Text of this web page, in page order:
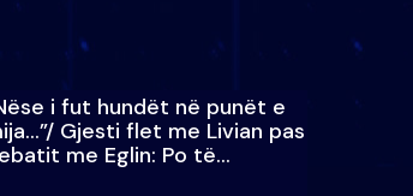
i fut hundët në punët e
Gjesti flet me Livian pas
me Eglin: Po të